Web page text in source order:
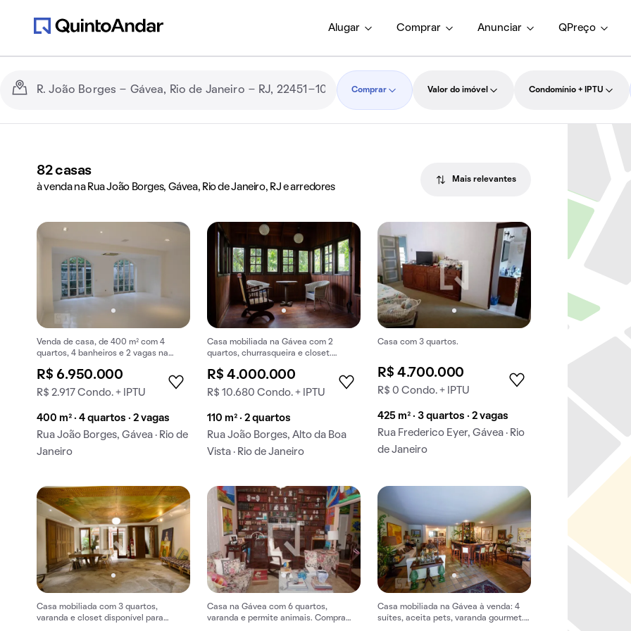
Alugar Comprar Anunciar QPreço
Comprar Valor do imóvel Condomínio + IPTU
82casas
à venda na Rua João Borges, Gávea, Rio de Janeiro, RJ e arredores
Mais relevantes
Venda de casa, de 400 m² com 4
quartos, 4 banheiros e 2 vagas na
R$ 6.950.000
R$ 2.917 Condo. + IPTU
400 m² · 4 quartos · 2 vagas
Rua João Borges, Gávea · Rio de
Janeiro
Casa mobiliada na Gávea com 2
quartos, churrasqueira e closet.
R$ 4.000.000
R$ 10.680 Condo. + IPTU
110 m² · 2 quartos
Rua João Borges, Alto da Boa
Vista · Rio de Janeiro
Casa com 3 quartos.
R$ 4.700.000
R$ 0 Condo. + IPTU
425 m² · 3 quartos · 2 vagas
Rua Frederico Eyer, Gávea · Rio
de Janeiro
Casa mobiliada com 3 quartos,
varanda e closet disponível para
Casa na Gávea com 6 quartos,
varanda e permite animais. Compra
Casa mobiliada na Gávea à venda: 4
suítes, aceita pets, varanda gourmet.